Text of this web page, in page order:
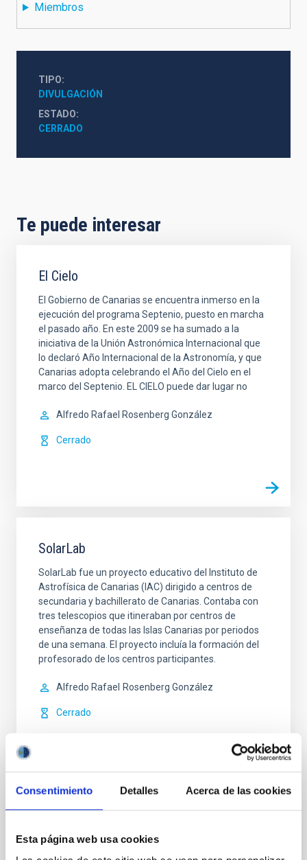
Consentimiento Detalles Acerca de las cookies
Esta página web usa cookies
Miembros
TIPO
DIVULGACIÓN
ESTADO
CERRADO
Te puede interesar
El Cielo
El Gobierno de Canarias se encuentra inmerso en la
ejecución del programa Septenio, puesto en marcha
el pasado año. En este 2009 se ha sumado a la
iniciativa de la Unión Astronómica Internacional que
lo declaró Año Internacional de la Astronomía, y que
Canarias adopta celebrando el Año del Cielo en el
marco del Septenio. EL CIELO puede dar lugar no
Alfredo Rafael Rosenberg González
Cerrado
SolarLab
SolarLab fue un proyecto educativo del Instituto de
Astrofísica de Canarias (IAC) dirigido a centros de
secundaria y bachillerato de Canarias. Contaba con
tres telescopios que itineraban por centros de
enseñanza de todas las Islas Canarias por periodos
de una semana. El proyecto incluía la formación del
profesorado de los centros participantes.
Alfredo Rafael Rosenberg González
Cerrado
El proyecto NATE abarca dos eclipses, tres países—